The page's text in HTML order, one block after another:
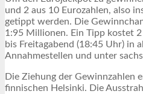
und 2 aus 10 Eurozahlen, also
getippt werden. Die
1:95 Millionen. Ein Tipp kostet
bis Freitagabend (18:45 Uhr) in
Annahmestellen und unter
Die Ziehung der Gewinnzahlen
finnischen Helsinki. Die